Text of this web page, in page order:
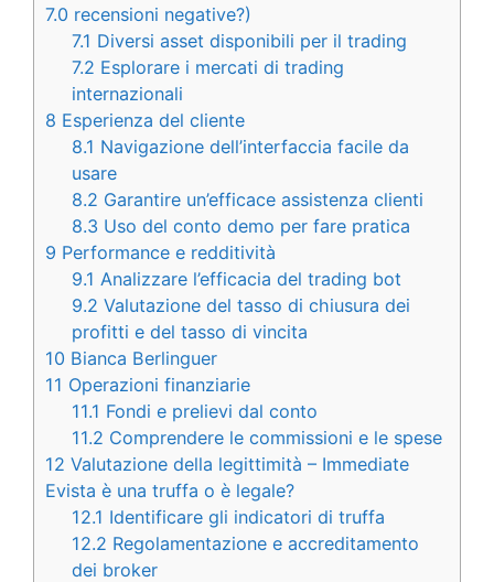
7.0 recensioni negative?)
7.1 Diversi asset disponibili per il trading
7.2 Esplorare i mercati di trading
internazionali
8 Esperienza del cliente
8.1 Navigazione dell’interfaccia facile da
usare
8.2 Garantire un’efficace assistenza clienti
8.3 Uso del conto demo per fare pratica
9 Performance e redditività
9.1 Analizzare l’efficacia del trading bot
9.2 Valutazione del tasso di chiusura dei
profitti e del tasso di vincita
10 Bianca Berlinguer
11 Operazioni finanziarie
11.1 Fondi e prelievi dal conto
11.2 Comprendere le commissioni e le spese
12 Valutazione della legittimità – Immediate
Evista è una truffa o è legale?
12.1 Identificare gli indicatori di truffa
12.2 Regolamentazione e accreditamento
dei broker